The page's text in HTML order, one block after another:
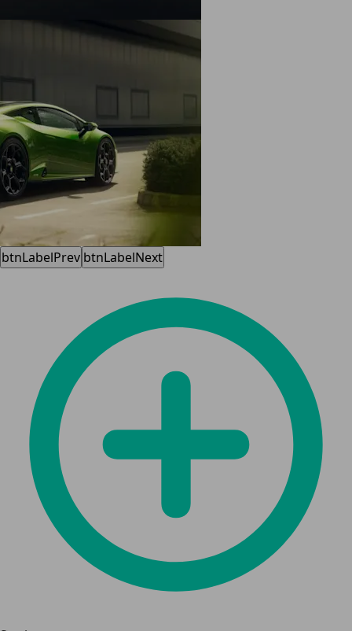
btnLabelPrev btnLabelNext